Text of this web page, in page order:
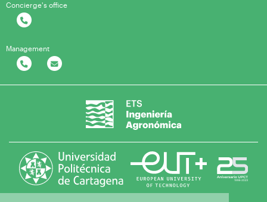
Concierge's office
Management